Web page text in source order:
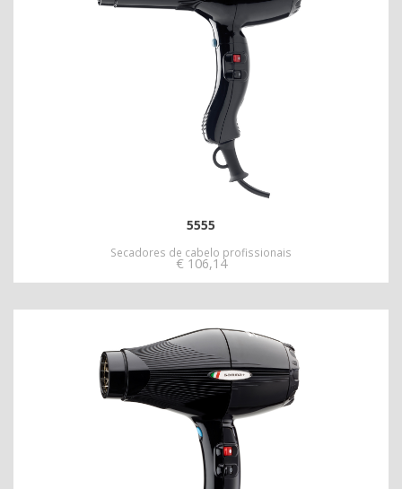
5555
Secadores de cabelo profissionais
€ 106,14